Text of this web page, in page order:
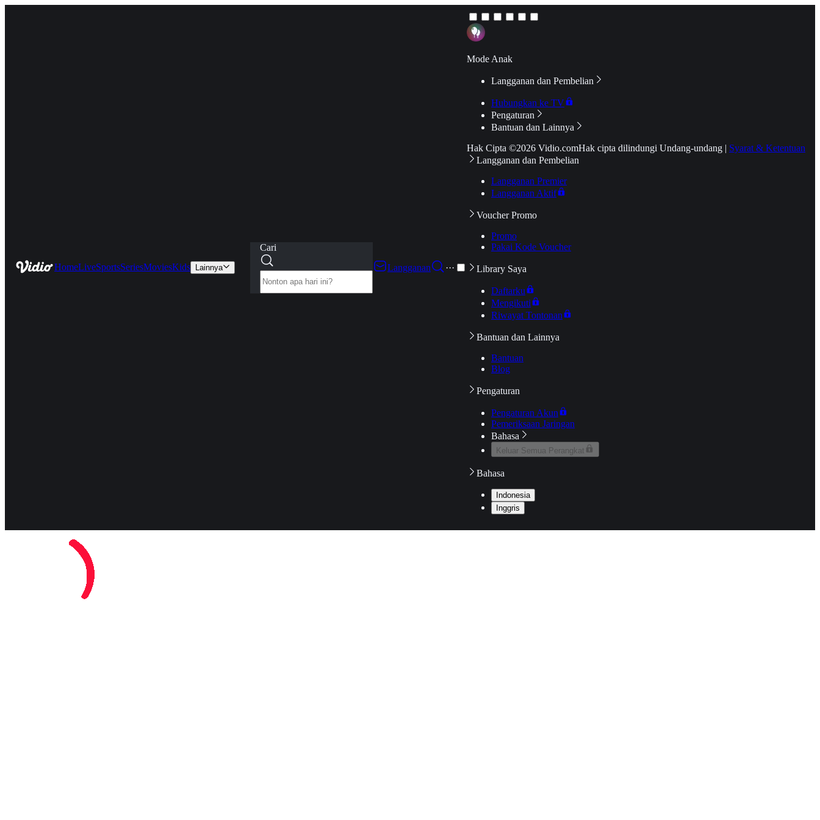
HomeLiveSportsSeriesMoviesKids Lainnya
Cari
Langganan
···
Mode Anak
Langganan dan Pembelian
Hubungkan ke TV
Pengaturan
Bantuan dan Lainnya
Hak Cipta ©2026 Vidio.comHak cipta dilindungi Undang-undang | Syarat & Ketentuan
Langganan dan Pembelian
Langganan Premier
Langganan Aktif
Voucher Promo
Promo
Pakai Kode Voucher
Library Saya
Daftarku
Mengikuti
Riwayat Tontonan
Bantuan dan Lainnya
Bantuan
Blog
Pengaturan
Pengaturan Akun
Pemeriksaan Jaringan
Bahasa
Keluar Semua Perangkat
Bahasa
Indonesia
Inggris